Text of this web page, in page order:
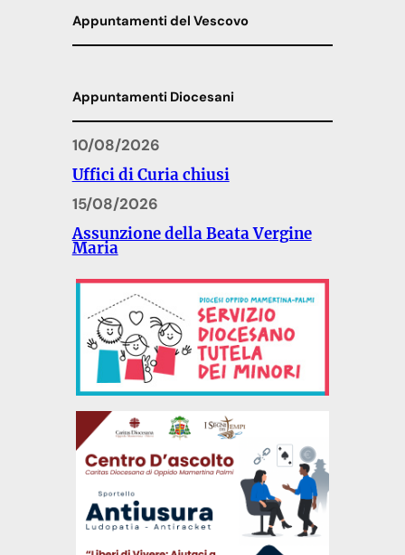
Appuntamenti del Vescovo
Appuntamenti Diocesani
10/08/2026
Uffici di Curia chiusi
15/08/2026
Assunzione della Beata Vergine
Maria